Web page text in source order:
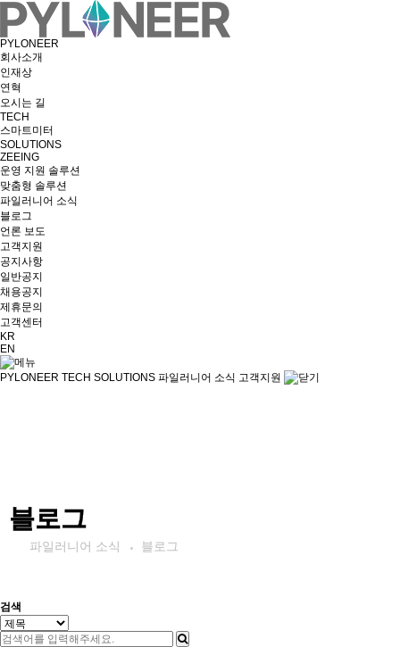
PYLONEER
회사소개
인재상
연혁
오시는 길
TECH
스마트미터
SOLUTIONS
ZEEING
운영 지원 솔루션
맞춤형 솔루션
파일러니어 소식
블로그
언론 보도
고객지원
공지사항
일반공지
채용공지
제휴문의
고객센터
KR
EN
PYLONEER TECH SOLUTIONS 파일러니어 소식 고객지원
블로그
파일러니어 소식 블로그
검색